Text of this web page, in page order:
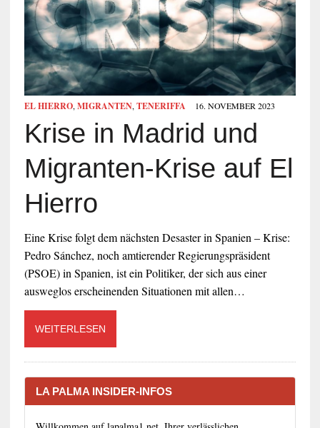
EL HIERRO,MIGRANTEN,TENERIFFA 16. NOVEMBER 2023
Krise in Madrid und
Migranten-Krise auf El
Hierro
Eine Krise folgt dem nächsten Desaster in Spanien – Krise:
Pedro Sánchez, noch amtierender Regierungspräsident
(PSOE) in Spanien, ist ein Politiker, der sich aus einer
ausweglos erscheinenden Situationen mit allen…
WEITERLESEN
LA PALMA INSIDER-INFOS